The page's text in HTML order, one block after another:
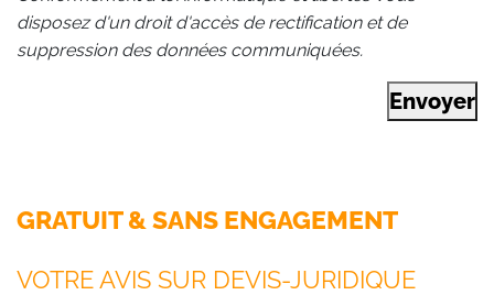
disposez d'un droit d'accès de rectification et de
suppression des données communiquées.
Envoyer
GRATUIT & SANS ENGAGEMENT
VOTRE AVIS SUR DEVIS-JURIDIQUE